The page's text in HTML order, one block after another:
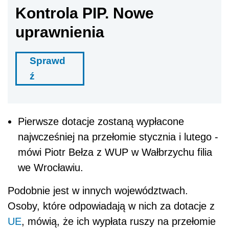
Kontrola PIP. Nowe
uprawnienia
Sprawd
ź
Pierwsze dotacje zostaną wypłacone
najwcześniej na przełomie stycznia i lutego -
mówi Piotr Bełza z WUP w Wałbrzychu filia
we Wrocławiu.
Podobnie jest w innych województwach.
Osoby, które odpowiadają w nich za dotacje z
UE, mówią, że ich wypłata ruszy na przełomie